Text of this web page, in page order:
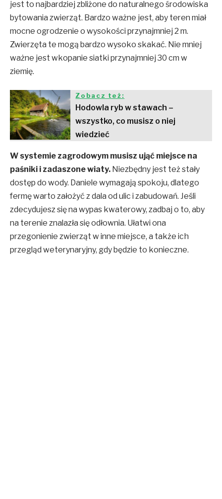
jest to najbardziej zbliżone do naturalnego środowiska
bytowania zwierząt. Bardzo ważne jest, aby teren miał
mocne ogrodzenie o wysokości przynajmniej 2 m.
Zwierzęta te mogą bardzo wysoko skakać. Nie mniej
ważne jest wkopanie siatki przynajmniej 30 cm w
ziemię.
Zobacz też:
Hodowla ryb w stawach –
wszystko, co musisz o niej
wiedzieć
W systemie zagrodowym musisz ująć miejsce na
paśniki i zadaszone wiaty. Niezbędny jest też stały
dostęp do wody. Daniele wymagają spokoju, dlatego
fermę warto założyć z dala od ulic i zabudowań. Jeśli
zdecydujesz się na wypas kwaterowy, zadbaj o to, aby
na terenie znalazła się odłownia. Ułatwi ona
przegonienie zwierząt w inne miejsce, a także ich
przegląd weterynaryjny, gdy będzie to konieczne.